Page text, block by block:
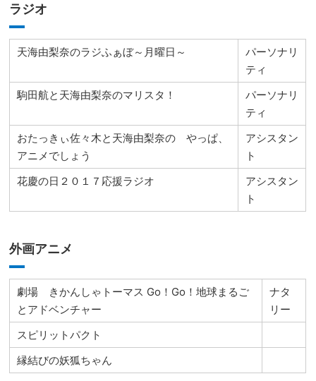
ラジオ
天海由梨奈のラジふぁぼ～月曜日～
パーソナリ
ティ
駒田航と天海由梨奈のマリスタ！
パーソナリ
ティ
おたっきぃ佐々木と天海由梨奈の やっぱ、
アニメでしょう
アシスタン
ト
花慶の日２０１７応援ラジオ
アシスタン
ト
外画アニメ
劇場 きかんしゃトーマス Go！Go！地球まるご
とアドベンチャー
ナタ
リー
スピリットパクト
縁結びの妖狐ちゃん